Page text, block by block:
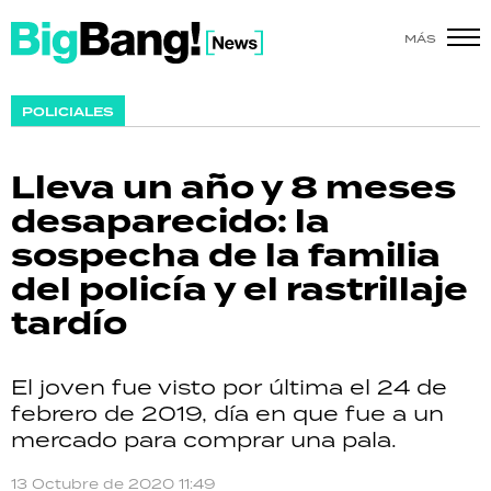
MÁS
POLICIALES
Lleva un año y 8 meses
desaparecido: la
sospecha de la familia
del policía y el rastrillaje
tardío
El joven fue visto por última el 24 de
febrero de 2019, día en que fue a un
mercado para comprar una pala.
13 Octubre de 2020 11:49
SHOW
ACTUALIDAD
POLICIALES
ECONOMÍA
SALUD
DEPORTES